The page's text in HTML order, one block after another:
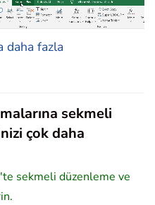
daha fazla
sekmeli
çok daha
sekmeli düzenleme ve